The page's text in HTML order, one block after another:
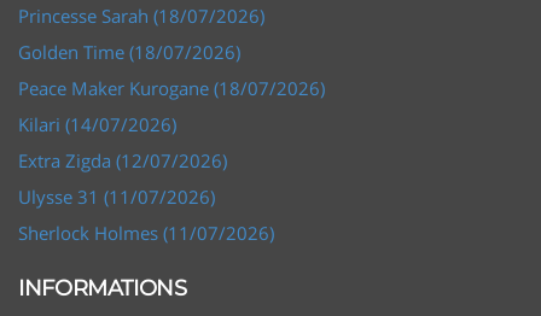
Princesse Sarah (18/07/2026)
Golden Time (18/07/2026)
Peace Maker Kurogane (18/07/2026)
Kilari (14/07/2026)
Extra Zigda (12/07/2026)
Ulysse 31 (11/07/2026)
Sherlock Holmes (11/07/2026)
INFORMATIONS